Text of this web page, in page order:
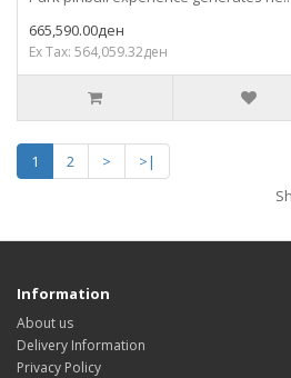
665,590.00ден
Ex Tax: 564,059.32ден
1 2 >
>|
Information
About us
Delivery Information
Privacy Policy